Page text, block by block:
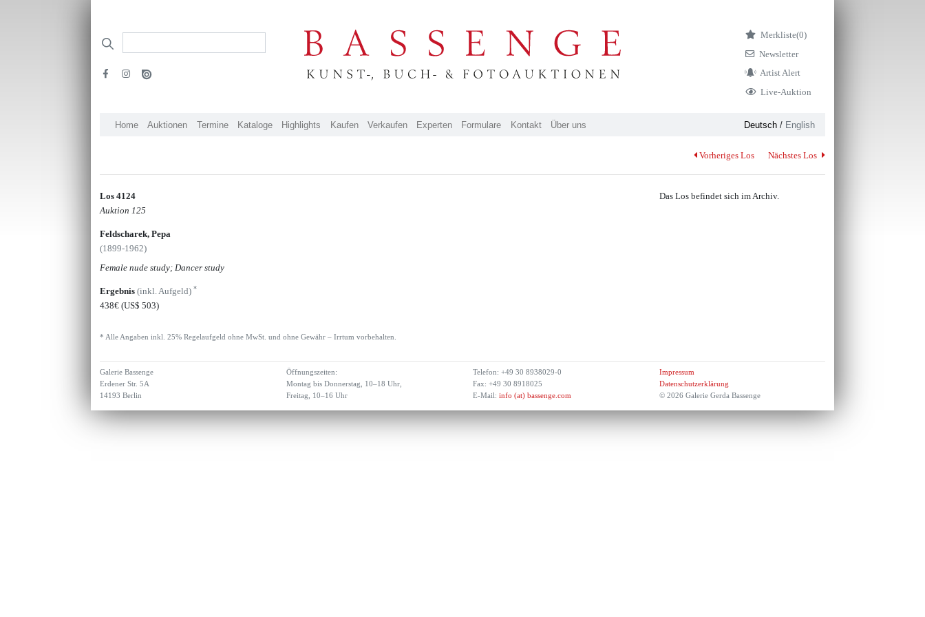
Merkliste(0)
Newsletter
Artist Alert
Live-Auktion
Home Auktionen Termine Kataloge Highlights Kaufen Verkaufen Experten Formulare Kontakt Über uns Deutsch/ English
Vorheriges Los Nächstes Los
Los 4124
Auktion 125
Feldscharek, Pepa
(1899-1962)
Female nude study; Dancer study
Ergebnis(inkl. Aufgeld)*
438€(US$ 503)
Das Los befindet sich im Archiv.
* Alle Angaben inkl. 25% Regelaufgeld ohne MwSt. und ohne Gewähr – Irrtum vorbehalten.
Galerie Bassenge
Erdener Str. 5A
14193 Berlin
Öffnungszeiten:
Montag bis Donnerstag, 10–18 Uhr,
Freitag, 10–16 Uhr
Telefon: +49 30 8938029-0
Fax: +49 30 8918025
E-Mail: info (at) bassenge.com
Impressum
Datenschutzerklärung
© 2026 Galerie Gerda Bassenge